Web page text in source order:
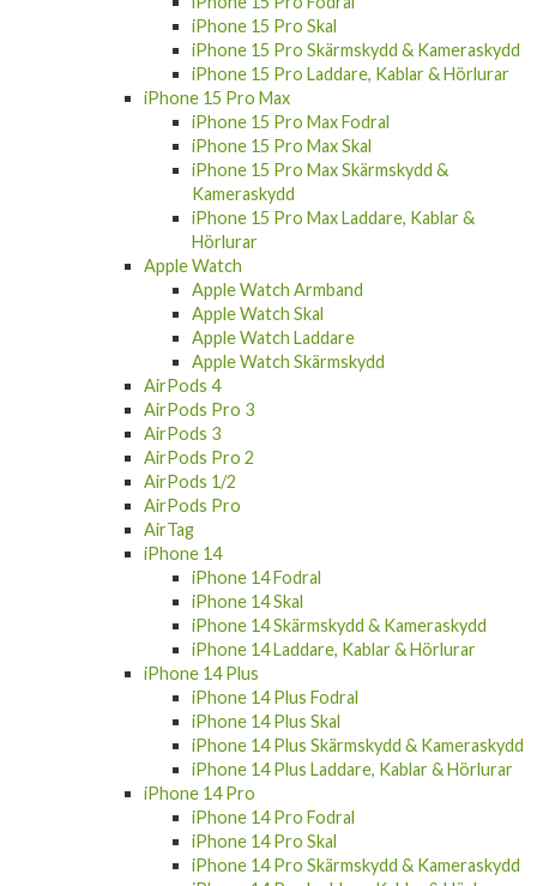
iPhone 15 Pro Skal
iPhone 15 Pro Skärmskydd & Kameraskydd
iPhone 15 Pro Laddare, Kablar & Hörlurar
iPhone 15 Pro Max
iPhone 15 Pro Max Fodral
iPhone 15 Pro Max Skal
iPhone 15 Pro Max Skärmskydd &
Kameraskydd
iPhone 15 Pro Max Laddare, Kablar &
Hörlurar
Apple Watch
Apple Watch Armband
Apple Watch Skal
Apple Watch Laddare
Apple Watch Skärmskydd
AirPods 4
AirPods Pro 3
AirPods 3
AirPods Pro 2
AirPods 1/2
AirPods Pro
AirTag
iPhone 14
iPhone 14 Fodral
iPhone 14 Skal
iPhone 14 Skärmskydd & Kameraskydd
iPhone 14 Laddare, Kablar & Hörlurar
iPhone 14 Plus
iPhone 14 Plus Fodral
iPhone 14 Plus Skal
iPhone 14 Plus Skärmskydd & Kameraskydd
iPhone 14 Plus Laddare, Kablar & Hörlurar
iPhone 14 Pro
iPhone 14 Pro Fodral
iPhone 14 Pro Skal
iPhone 14 Pro Skärmskydd & Kameraskydd